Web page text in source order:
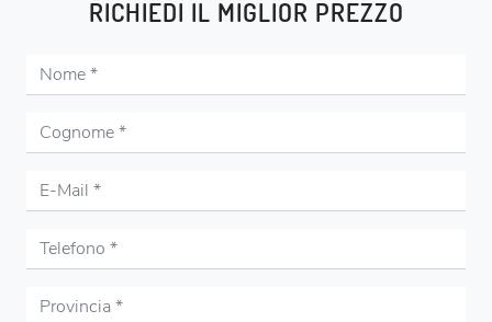
RICHIEDI IL MIGLIOR PREZZO